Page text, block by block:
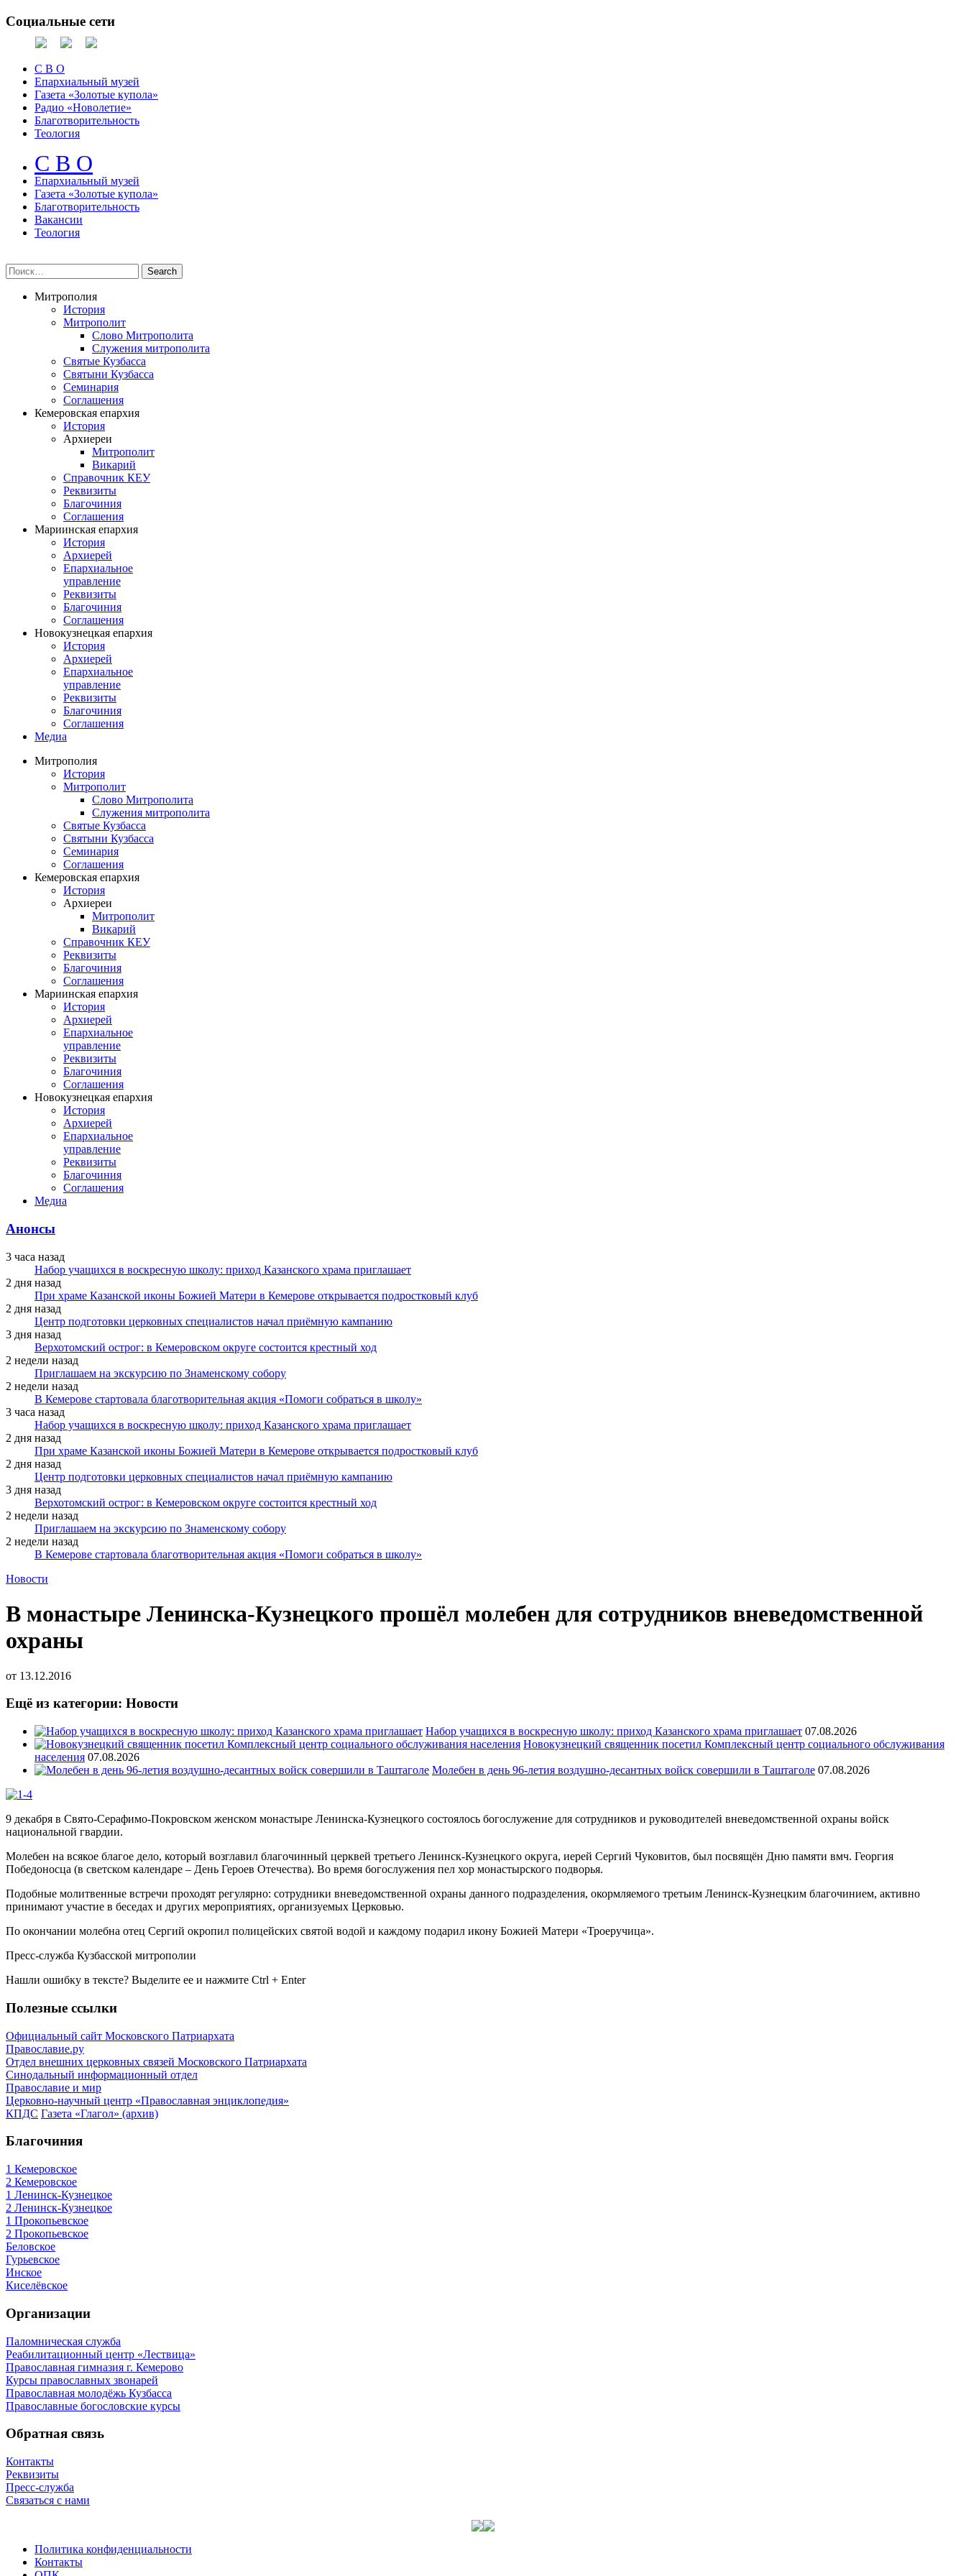
Социальные сети
С В О
Епархиальный музей
Газета «Золотые купола»
Радио «Новолетие»
Благотворительность
Теология
С В О
Епархиальный музeй
Газета «Золотые купола»
Благотворительность
Вакансии
Теология
Митрополия
История
Митрополит
Слово Митрополита
Служения митрополита
Святые Кузбасса
Святыни Кузбасса
Семинария
Соглашения
Кемеровская епархия
История
Архиереи
Митрополит
Викарий
Справочник КЕУ
Реквизиты
Благочиния
Соглашения
Мариинская епархия
История
Архиерей
Епархиальное
управление
Реквизиты
Благочиния
Соглашения
Новокузнецкая епархия
История
Архиерей
Епархиальное
управление
Реквизиты
Благочиния
Соглашения
Медиа
Митрополия
История
Митрополит
Слово Митрополита
Служения митрополита
Святые Кузбасса
Святыни Кузбасса
Семинария
Соглашения
Кемеровская епархия
История
Архиереи
Митрополит
Викарий
Справочник КЕУ
Реквизиты
Благочиния
Соглашения
Мариинская епархия
История
Архиерей
Епархиальное
управление
Реквизиты
Благочиния
Соглашения
Новокузнецкая епархия
История
Архиерей
Епархиальное
управление
Реквизиты
Благочиния
Соглашения
Медиа
Анонсы
3 часа назад
Набор учащихся в воскресную школу: приход Казанского храма приглашает
2 дня назад
При храме Казанской иконы Божией Матери в Кемерове открывается подростковый клуб
2 дня назад
Центр подготовки церковных специалистов начал приёмную кампанию
3 дня назад
Верхотомский острог: в Кемеровском округе состоится крестный ход
2 недели назад
Приглашаем на экскурсию по Знаменскому собору
2 недели назад
В Кемерове стартовала благотворительная акция «Помоги собраться в школу»
3 часа назад
Набор учащихся в воскресную школу: приход Казанского храма приглашает
2 дня назад
При храме Казанской иконы Божией Матери в Кемерове открывается подростковый клуб
2 дня назад
Центр подготовки церковных специалистов начал приёмную кампанию
3 дня назад
Верхотомский острог: в Кемеровском округе состоится крестный ход
2 недели назад
Приглашаем на экскурсию по Знаменскому собору
2 недели назад
В Кемерове стартовала благотворительная акция «Помоги собраться в школу»
Новости
В монастыре Ленинска-Кузнецкого прошёл молебен для сотрудников вневедомственной
охраны
от 13.12.2016
Ещё из категории: Новости
Набор учащихся в воскресную школу: приход Казанского храма приглашает 07.08.2026
Новокузнецкий священник посетил Комплексный центр социального обслуживания
населения 07.08.2026
Молебен в день 96-летия воздушно-десантных войск совершили в Таштаголе 07.08.2026
9 декабря в Свято-Серафимо-Покровском женском монастыре Ленинска-Кузнецкого состоялось богослужение для сотрудников и руководителей вневедомственной охраны войск
национальной гвардии.
Молебен на всякое благое дело, который возглавил благочинный церквей третьего Ленинск-Кузнецкого округа, иерей Сергий Чуковитов, был посвящён Дню памяти вмч. Георгия
Победоносца (в светском календаре – День Героев Отечества). Во время богослужения пел хор монастырского подворья.
Подобные молитвенные встречи проходят регулярно: сотрудники вневедомственной охраны данного подразделения, окормляемого третьим Ленинск-Кузнецким благочинием, активно
принимают участие в беседах и других мероприятиях, организуемых Церковью.
По окончании молебна отец Сергий окропил полицейских святой водой и каждому подарил икону Божией Матери «Троеручица».
Пресс-служба Кузбасской митрополии
Нашли ошибку в тексте? Выделите ее и нажмите Ctrl + Enter
Полезные ссылки
Официальный сайт Московского Патриархата
Православие.ру
Отдел внешних церковных связей Московского Патриархата
Синодальный информационный отдел
Православие и мир
Церковно-научный центр «Православная энциклопедия»
КПДС Газета «Глагол» (архив)
Благочиния
1 Кемеровское
2 Кемеровское
1 Ленинск-Кузнецкое
2 Ленинск-Кузнецкое
1 Прокопьевское
2 Прокопьевское
Беловское
Гурьевское
Инское
Киселёвское
Организации
Паломническая служба
Реабилитационный центр «Лествица»
Православная гимназия г. Кемерово
Курсы православных звонарей
Православная молодёжь Кузбасса
Православные богословские курсы
Обратная связь
Контакты
Реквизиты
Пресс-служба
Связаться с нами
Политика конфиденциальности
Контакты